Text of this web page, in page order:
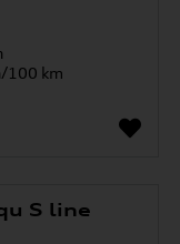
100 km
S line